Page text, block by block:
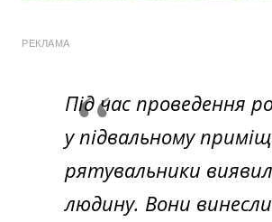
РЕКЛАМА
Під час проведення
у підвальному
рятувальники
людину. Вони